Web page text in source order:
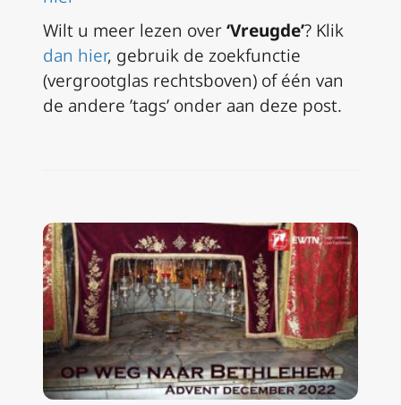
Wilt u meer lezen over‘Vreugde’? Klik
dan hier, gebruik de zoekfunctie
(vergrootglas rechtsboven) of één van
de andere ’tags’ onder aan deze post.